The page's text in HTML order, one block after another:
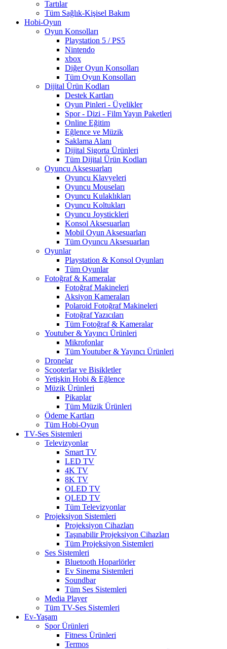
Tartılar
Tüm Sağlık-Kişisel Bakım
Hobi-Oyun
Oyun Konsolları
Playstation 5 / PS5
Nintendo
xbox
Diğer Oyun Konsolları
Tüm Oyun Konsolları
Dijital Ürün Kodları
Destek Kartları
Oyun Pinleri - Üyelikler
Spor - Dizi - Film Yayın Paketleri
Online Eğitim
Eğlence ve Müzik
Saklama Alanı
Dijital Sigorta Ürünleri
Tüm Dijital Ürün Kodları
Oyuncu Aksesuarları
Oyuncu Klavyeleri
Oyuncu Mouseları
Oyuncu Kulaklıkları
Oyuncu Koltukları
Oyuncu Joystickleri
Konsol Aksesuarları
Mobil Oyun Aksesuarları
Tüm Oyuncu Aksesuarları
Oyunlar
Playstation & Konsol Oyunları
Tüm Oyunlar
Fotoğraf & Kameralar
Fotoğraf Makineleri
Aksiyon Kameraları
Polaroid Fotoğraf Makineleri
Fotoğraf Yazıcıları
Tüm Fotoğraf & Kameralar
Youtuber & Yayıncı Ürünleri
Mikrofonlar
Tüm Youtuber & Yayıncı Ürünleri
Dronelar
Scooterlar ve Bisikletler
Yetişkin Hobi & Eğlence
Müzik Ürünleri
Pikaplar
Tüm Müzik Ürünleri
Ödeme Kartları
Tüm Hobi-Oyun
TV-Ses Sistemleri
Televizyonlar
Smart TV
LED TV
4K TV
8K TV
OLED TV
QLED TV
Tüm Televizyonlar
Projeksiyon Sistemleri
Projeksiyon Cihazları
Taşınabilir Projeksiyon Cihazları
Tüm Projeksiyon Sistemleri
Ses Sistemleri
Bluetooth Hoparlörler
Ev Sinema Sistemleri
Soundbar
Tüm Ses Sistemleri
Media Player
Tüm TV-Ses Sistemleri
Ev-Yaşam
Spor Ürünleri
Fitness Ürünleri
Termos